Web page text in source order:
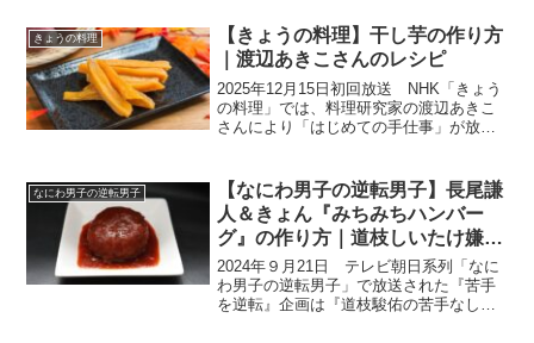
ゃん（中2）は、小学校2年生から包丁を
手に取り魚料理を...
きょうの料理
【きょうの料理】干し芋の作り方
｜渡辺あきこさんのレシピ
2025年12月15日初回放送 NHK「きょう
の料理」では、料理研究家の渡辺あきこ
さんにより「はじめての手仕事」が放送
くなるのが、ちょうど寒風の吹くころで
す。今が作り時の...
なにわ男子の逆転男子
【なにわ男子の逆転男子】長尾謙
人＆きょん『みちみちハンバー
グ』の作り方｜道枝しいたけ嫌い
克服レシピ
2024年９月21日 テレビ朝日系列「なに
わ男子の逆転男子」で放送された『苦手
を逆転』企画は『道枝駿佑の苦手なしい